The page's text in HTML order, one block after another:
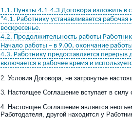
1.1. Пункты 4.1-4.3 Договора изложить в
"4.1. Работнику устанавливается
воскресенье.
4.2. Продолжительность работы
Начало работы – в 9.00, окончание
4.3. Работнику предоставляется
включается в рабочее время и
2. Условия Договора, не затронутые
3. Настоящее Соглашение вступает в силу
4. Настоящее Соглашение является
Работодателя, другой находится у